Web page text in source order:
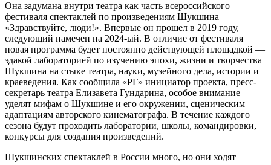
Она задумана внутри театра как часть всероссийского
фестиваля спектаклей по произведениям Шукшина
«Здравствуйте, люди!». Впервые он прошел в 2019 году,
следующий намечен на 2024-ый. В отличие от фестиваля
новая программа будет постоянно действующей площадкой —
эдакой лабораторией по изучению эпохи, жизни и творчества
Шукшина на стыке театра, науки, музейного дела, истории и
краеведения. Как сообщила «РГ» инициатор проекта, пресс-
секретарь театра Елизавета Гундарина, особое внимание
уделят мифам о Шукшине и его окружении, сценическим
адаптациям авторского кинематографа. В течение каждого
сезона будут проходить лаборатории, школы, командировки,
конкурсы для создания произведений.
Шукшинских спектаклей в России много, но они ходят